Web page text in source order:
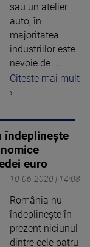
sau un atelier
auto, în
majoritatea
industriilor este
nevoie de ...
Citeste mai mult
›
îndeplineşte
euro
10-06-2020 | 14:08
România nu
îndeplineşte în
prezent niciunul
dintre cele patru